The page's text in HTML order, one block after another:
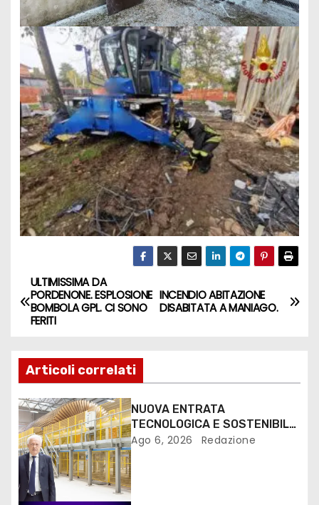
INCENDIO ABITAZIONE
DISABITATA A MANIAGO.
ULTIMISSIMA DA
PORDENONE. ESPLOSIONE
BOMBOLA GPL. CI SONO
FERITI
Articoli correlati
NUOVA ENTRATA
TECNOLOGICA E SOSTENIBILE
PER I MEZZI PESANTI ALLA
Ago 6, 2026 Redazione